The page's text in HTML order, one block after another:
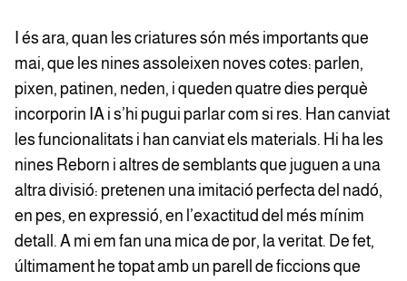
I és ara, quan les criatures són més importants que
mai, que les nines assoleixen noves cotes: parlen,
pixen, patinen, neden, i queden quatre dies perquè
incorporin IA i s’hi pugui parlar com si res. Han canviat
les funcionalitats i han canviat els materials. Hi ha les
nines Reborn i altres de semblants que juguen a una
altra divisió: pretenen una imitació perfecta del nadó,
en pes, en expressió, en l’exactitud del més mínim
detall. A mi em fan una mica de por, la veritat. De fet,
últimament he topat amb un parell de ficcions que